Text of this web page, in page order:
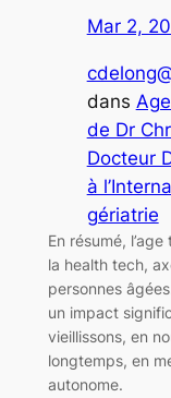
Mar 2,
dans
de Dr
Docteur
à
gériatrie
En résumé,
la health tech,
personnes
un impact
vieillissons, en
longtemps, en
autonome.